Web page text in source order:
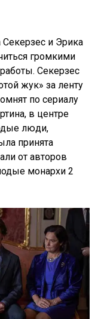
и Эрика
громкими
Секерзес
жук» за ленту
по сериалу
в центре
люди,
принята
от авторов
монархи 2